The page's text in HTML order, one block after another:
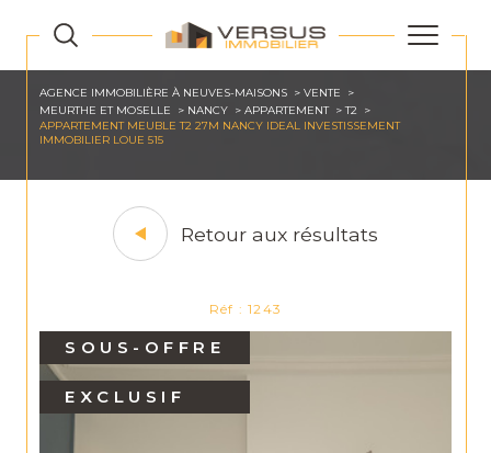
AGENCE IMMOBILIÈRE À NEUVES-MAISONS
VENTE
MEURTHE ET MOSELLE
NANCY APPARTEMENT
T2
APPARTEMENT MEUBLE T2 27M NANCY IDEAL INVESTISSEMENT
IMMOBILIER LOUE 515
Retour aux résultats
Réf : 1243
SOUS-OFFRE
EXCLUSIF